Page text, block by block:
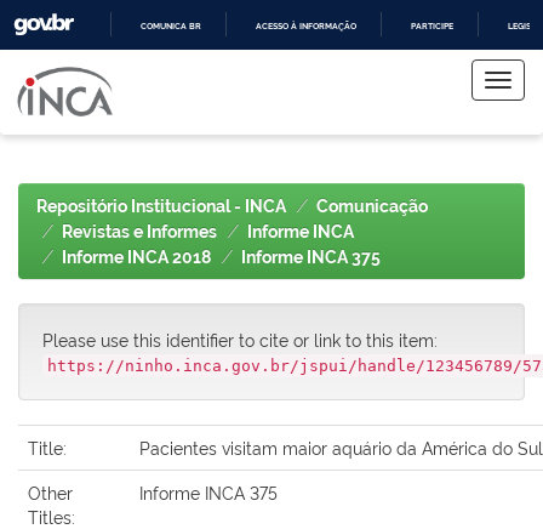
COMUNICA BR ACESSO À INFORMAÇÃO PARTICIPE
navigation
Repositório Institucional - INCA
Comunicação
Revistas e Informes
Informe INCA
Informe INCA 2018
Informe INCA 375
Please use this identifier to cite or link to this item:
https://ninho.inca.gov.br/jspui/handle/123456789/
Title:
Pacientes visitam maior aquário da América do Sul
Other
Titles:
Informe INCA 375